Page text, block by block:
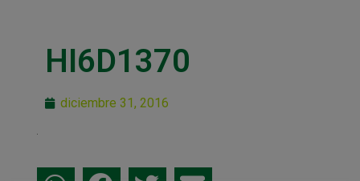
HI6D1370
diciembre 31, 2016